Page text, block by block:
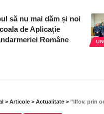
să nu mai dăm și noi
de Aplicație
Române
> Articole > Actualitate > ”Ilfov, prin ochii tăi”,